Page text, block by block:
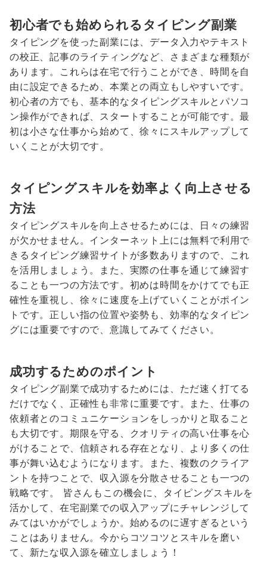
初心者でも始められるタイピング副業
タイピングを使った副業には、データ入力やテキスト
の校正、記事のライティングなど、さまざまな種類が
あります。これらは在宅で行うことができ、時間を自
由に設定できるため、本業との両立もしやすいです。
初心者の方でも、基本的なタイピングスキルとパソコ
ン操作ができれば、スタートすることが可能です。最
初は小さな仕事から始めて、徐々にスキルアップして
いくことが大切です。
タイピングスキルを効率よく向上させる
方法
タイピングスキルを向上させるためには、日々の練習
が欠かせません。インターネット上には無料で利用で
きるタイピング練習サイトが多数ありますので、これ
を活用しましょう。また、実際の仕事を通じて練習す
ることも一つの方法です。初めは時間をかけてでも正
確性を重視し、徐々に速度を上げていくことがポイン
トです。正しい指の位置や姿勢も、効率的なタイピン
グには重要ですので、意識してみてください。
成功するためのポイント
タイピング副業で成功するためには、ただ速く打てる
だけでなく、正確性も非常に重要です。また、仕事の
依頼者とのコミュニケーションをしっかりと取ること
も大切です。期限を守る、クオリティの高い仕事を心
がけることで、信頼される存在となり、より多くの仕
事が舞い込むようになります。また、複数のクライア
ントを持つことで、収入源を分散させることも一つの
戦略です。 皆さんもこの機会に、タイピングスキルを
活かして、在宅副業での収入アップにチャレンジして
みてはいかがでしょうか。始めるのに遅すぎるという
ことはありません。今からコツコツとスキルを磨い
て、新たな収入源を確立しましょう！